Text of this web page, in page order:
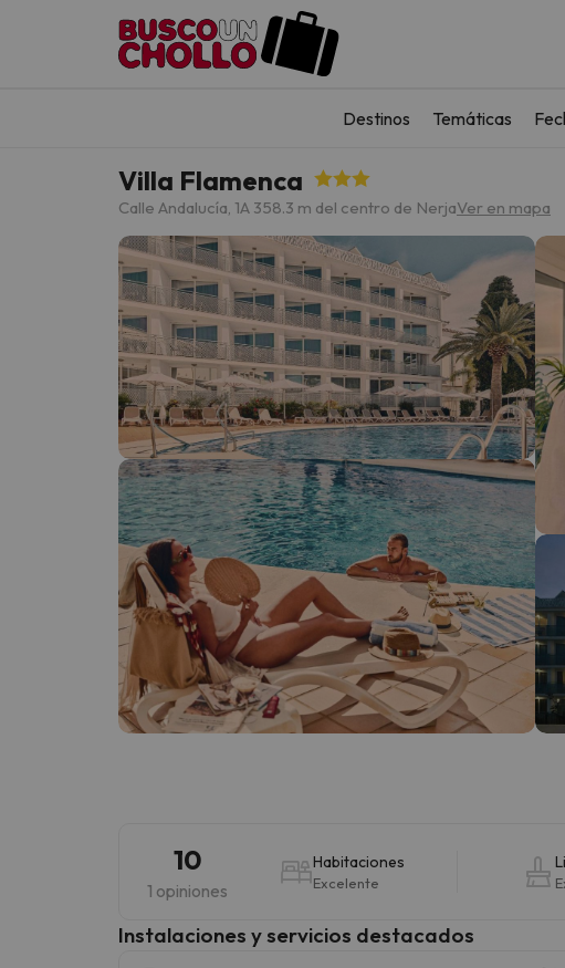
Destinos Temáticas
Villa Flamenca
Calle Andalucía, 1A 358.3 m del centro de NerjaVer en mapa
10
1 opiniones
Habitaciones
Excelente
Instalaciones y servicios destacados